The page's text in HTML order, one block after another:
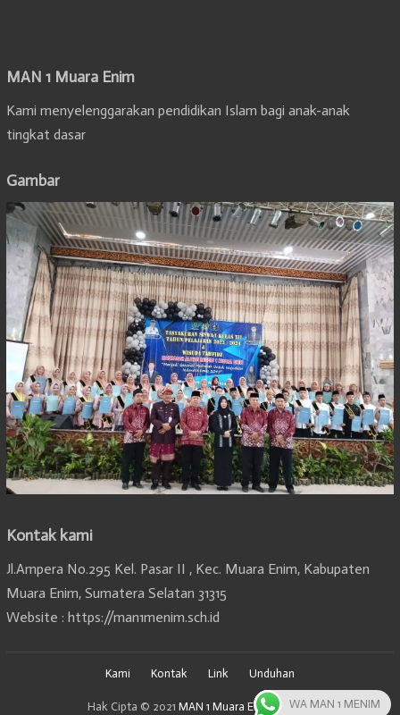
MAN 1 Muara Enim
Kami menyelenggarakan pendidikan Islam bagi anak-anak
tingkat dasar
Gambar
Kontak kami
Jl.Ampera No.295 Kel. Pasar II , Kec. Muara Enim, Kabupaten
Muara Enim, Sumatera Selatan 31315
Website : https://man1menim.sch.id
Kami Kontak Link Unduhan
Hak Cipta © 2021 MAN 1 Muara Enim, SumselWA MAN 1 MENIM